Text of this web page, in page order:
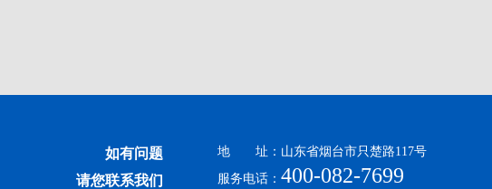
如有问题
请您联系我们
地 址：山东省烟台市只楚路117号
服务电话： 400-082-7699